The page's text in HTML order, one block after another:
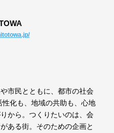
市民とともに、都市の社会
化も、地域の共助も、心地
から。つくりたいのは、会
ある街。そのための企画と